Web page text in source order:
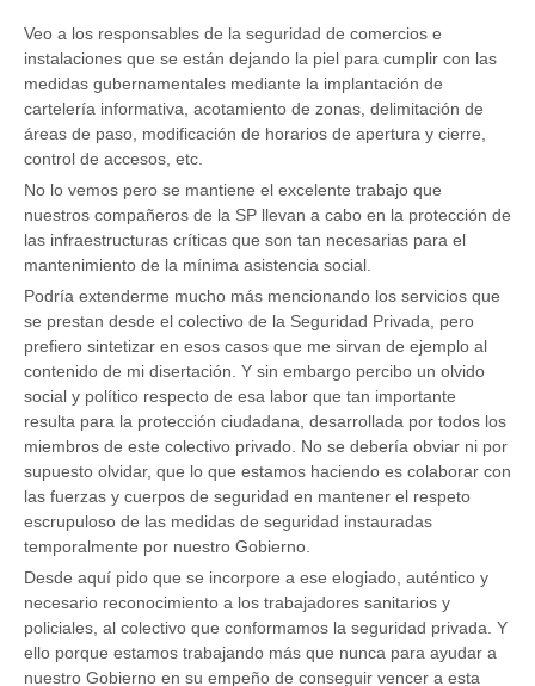
Veo a los responsables de la seguridad de comercios e
instalaciones que se están dejando la piel para cumplir con las
medidas gubernamentales mediante la implantación de
cartelería informativa, acotamiento de zonas, delimitación de
áreas de paso, modificación de horarios de apertura y cierre,
control de accesos, etc.
No lo vemos pero se mantiene el excelente trabajo que
nuestros compañeros de la SP llevan a cabo en la protección de
las infraestructuras críticas que son tan necesarias para el
mantenimiento de la mínima asistencia social.
Podría extenderme mucho más mencionando los servicios que
se prestan desde el colectivo de la Seguridad Privada, pero
prefiero sintetizar en esos casos que me sirvan de ejemplo al
contenido de mi disertación. Y sin embargo percibo un olvido
social y político respecto de esa labor que tan importante
resulta para la protección ciudadana, desarrollada por todos los
miembros de este colectivo privado. No se debería obviar ni por
supuesto olvidar, que lo que estamos haciendo es colaborar con
las fuerzas y cuerpos de seguridad en mantener el respeto
escrupuloso de las medidas de seguridad instauradas
temporalmente por nuestro Gobierno.
Desde aquí pido que se incorpore a ese elogiado, auténtico y
necesario reconocimiento a los trabajadores sanitarios y
policiales, al colectivo que conformamos la seguridad privada. Y
ello porque estamos trabajando más que nunca para ayudar a
nuestro Gobierno en su empeño de conseguir vencer a esta